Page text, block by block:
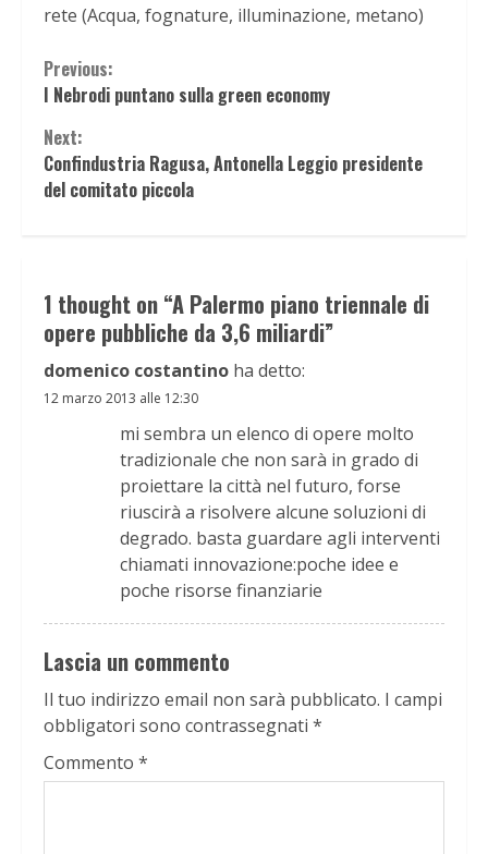
rete (Acqua, fognature, illuminazione, metano)
Continue
Reading
Previous:
I Nebrodi puntano sulla green economy
Next:
Confindustria Ragusa, Antonella Leggio presidente
del comitato piccola
1 thought on “A Palermo piano triennale di
opere pubbliche da 3,6 miliardi”
domenico costantino ha detto:
12 marzo 2013 alle 12:30
mi sembra un elenco di opere molto
tradizionale che non sarà in grado di
proiettare la città nel futuro, forse
riuscirà a risolvere alcune soluzioni di
degrado. basta guardare agli interventi
chiamati innovazione:poche idee e
poche risorse finanziarie
Lascia un commento
Il tuo indirizzo email non sarà pubblicato. I campi
obbligatori sono contrassegnati *
Commento *